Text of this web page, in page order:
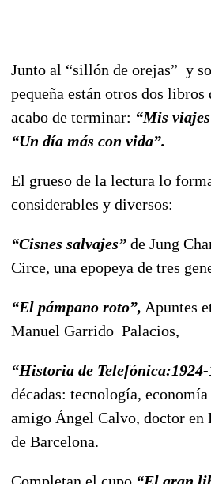
Junto al “sillón de orejas” y
pequeña están otros dos
acabo de terminar: “Mis
“Un día más con vida”.
El grueso de la lectura lo
considerables y diversos:
“Cisnes salvajes” de Jung
Circe, una epopeya de tres
“El pámpano roto”, Apuntes
Manuel Garrido Palacios,
“Historia de Telefónica:1924-
décadas: tecnología,
amigo Ángel Calvo, doctor en
de Barcelona.